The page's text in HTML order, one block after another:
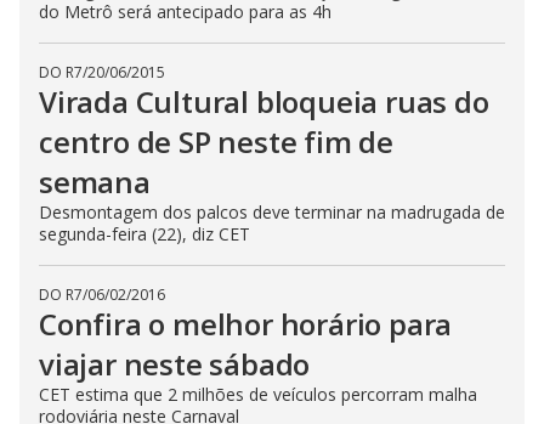
do Metrô será antecipado para as 4h
DO R7/20/06/2015
Virada Cultural bloqueia ruas do
centro de SP neste fim de
semana
Desmontagem dos palcos deve terminar na madrugada de
segunda-feira (22), diz CET
DO R7/06/02/2016
Confira o melhor horário para
viajar neste sábado
CET estima que 2 milhões de veículos percorram malha
rodoviária neste Carnaval